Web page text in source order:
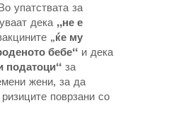
упатствата за
дека „не е
„ќе му
бебе“ и дека
податоци“ за
жени, за да
поврзани со